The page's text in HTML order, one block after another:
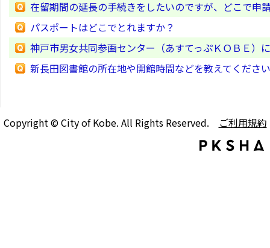
在留期間の延長の手続きをしたいのですが、どこで申
パスポートはどこでとれますか？
神戸市男女共同参画センター（あすてっぷＫＯＢＥ）
新長田図書館の所在地や開館時間などを教えてくださ
Copyright © City of Kobe. All Rights Reserved. ご利用規約